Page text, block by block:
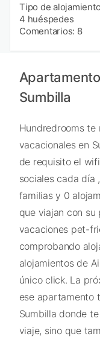
Tipo de
4 huéspedes
Comentarios: 8
Sumbilla
Hundredrooms
vacacionales en
de requisito el
sociales cada día
familias y 0
que viajan con
vacaciones pet-
comprobando
alojamientos de
único click. La
ese apartamento
Sumbilla donde
viaje, sino que